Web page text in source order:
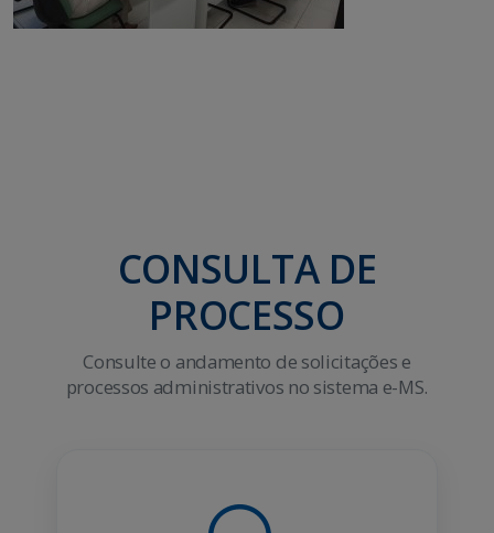
CONSULTA DE
PROCESSO
Consulte o andamento de solicitações e
processos administrativos no sistema e-MS.